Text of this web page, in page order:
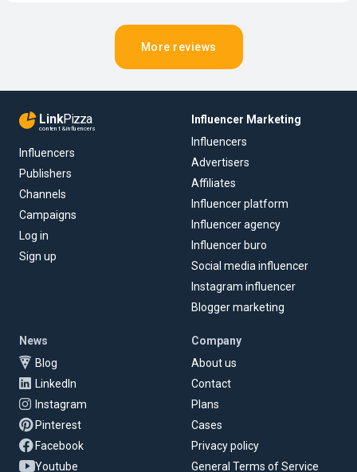
More reviews
LinkPizza
content & influencers
Influencers
Publishers
Channels
Campaigns
Log in
Sign up
Influencer Marketing
Influencers
Advertisers
Affiliates
Influencer platform
Influencer agency
Influencer buro
Social media influencer
Instagram influencer
Blogger marketing
News
Blog
LinkedIn
Instagram
Pinterest
Facebook
Youtube
Company
About us
Contact
Plans
Cases
Privacy policy
General Terms of Service